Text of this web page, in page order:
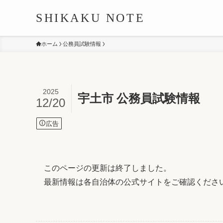
SHIKAKU NOTE
ホーム 公務員試験情報
宇土市 公務員試験情報
2025
12/20
広告
このページの更新は終了しました。
最新情報は各自治体の公式サイトをご確認くださ